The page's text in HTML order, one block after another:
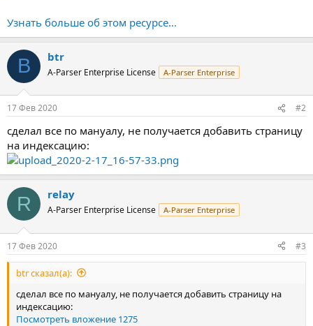
Узнать больше об этом ресурсе...
B btr
A-Parser Enterprise License A-Parser Enterprise
17 Фев 2020 #2
сделал все по мануалу, не получается добавить страницу
на индексацию:
R relay
A-Parser Enterprise License A-Parser Enterprise
17 Фев 2020 #3
btr сказал(а):
сделал все по мануалу, не получается добавить страницу на
индексацию:
Посмотреть вложение 1275